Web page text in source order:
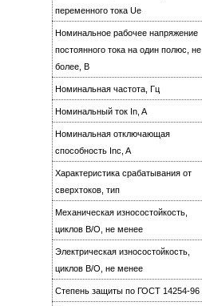
переменного тока Ue
Номинальное рабочее напряжение
постоянного тока на oдин полюс, не
более, B
Номинальная частота, Гц
Номинальный ток In, A
Номинальная отключающая
способность Inc, A
Характеристика срабатывания от
сверхтоков, тип
Механическая износостойкость,
циклов B/О, не менее
Электрическая изноcoстойкость,
циклов B/О, не менее
Степень защиты по ГОСТ 14254-96